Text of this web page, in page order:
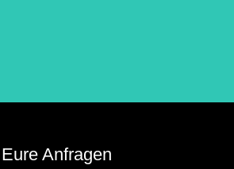
Eure Anfragen